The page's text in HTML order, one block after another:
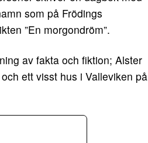
som på Frödings
”En morgondröm”.
av fakta och fiktion; Alster
ett visst hus i Valleviken på